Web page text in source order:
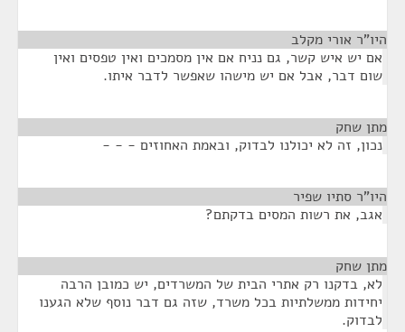
היו"ר אורי מקלב
אם יש איש קשר, גם נניח אם אין מסמכים ואין טפסים ואין
שום דבר, אבל אם יש מישהו שאפשר לדבר איתו.
מתן שחק
נכון, זה לא יכולנו לבדוק, ובאמת האחוזים - - -
היו"ר סתיו שפיר
אגב, את רשות המסים בדקתם?
מתן שחק
לא, בדקנו רק אתרי הבית של המשרדים, יש כמובן הרבה
יחידות ממשלתיות בכל משרד, שזה גם דבר נוסף שלא הגענו
לבדוק.